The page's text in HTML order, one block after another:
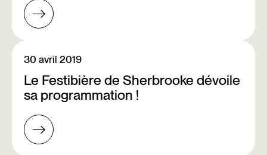
Le Festibière de Sherbrooke dévoile
sa programmation !
30 avril 2019